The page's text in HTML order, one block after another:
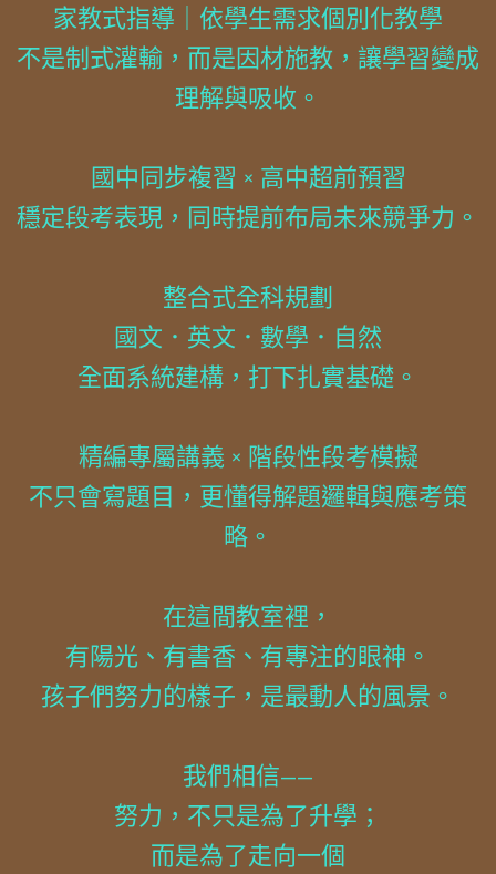
家教式指導｜依學生需求個別化教學
不是制式灌輸，而是因材施教，讓學習變成
理解與吸收。
國中同步複習 × 高中超前預習
穩定段考表現，同時提前布局未來競爭力。
整合式全科規劃
國文．英文．數學．自然
全面系統建構，打下扎實基礎。
精編專屬講義 × 階段性段考模擬
不只會寫題目，更懂得解題邏輯與應考策
略。
在這間教室裡，
有陽光、有書香、有專注的眼神。
孩子們努力的樣子，是最動人的風景。
我們相信——
努力，不只是為了升學；
而是為了走向一個